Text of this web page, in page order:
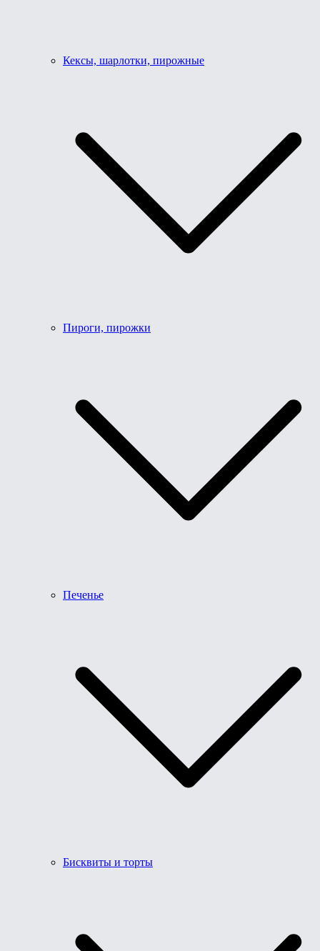
Кексы, шарлотки, пирожные
Пироги, пирожки
Печенье
Бисквиты и торты